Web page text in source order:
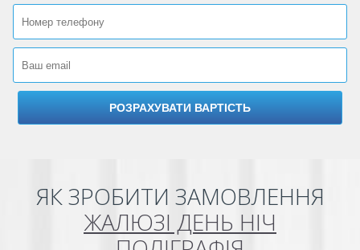
ЯК ЗРОБИТИ ЗАМОВЛЕННЯ
ЖАЛЮЗІ ДЕНЬ НІЧ